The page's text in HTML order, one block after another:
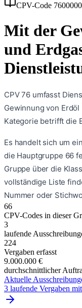
CPV-Code
Mit der
und
CPV 76 umfasst
Gewinnung von
Kategorie betrifft die
Es handelt sich um
die Hauptgruppe 66
Gruppe über die
vollständige Liste
Nummer oder
66
CPV-Codes in dieser
3
laufende
224
Vergaben erfasst
9.000.000 €
durchschnittlicher
Aktuelle
3 laufende Vergaben